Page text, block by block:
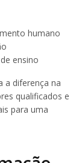
humano
ensino
a diferença na
qualificados e
para uma